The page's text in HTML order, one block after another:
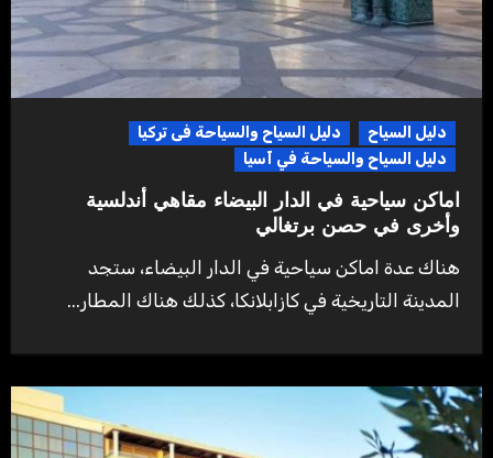
دليل السياح
دليل السياح والسياحة فى تركيا
دليل السياح والسياحة في آسيا
اماكن سياحية في الدار البيضاء مقاهي أندلسية
وأخرى في حصن برتغالي
هناك عدة اماكن سياحية في الدار البيضاء، ستجد
المدينة التاريخية في كازابلانكا، كذلك هناك المطار...